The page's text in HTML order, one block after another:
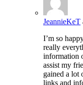
JeannieKeT
I’m so
really
information
assist my
gained a lot
links and